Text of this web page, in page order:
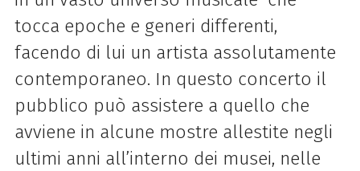
tocca epoche e generi differenti,
facendo di lui un artista assolutamente
contemporaneo. In questo concerto il
pubblico può assistere a quello che
avviene in alcune mostre allestite negli
ultimi anni all’interno dei musei, nelle